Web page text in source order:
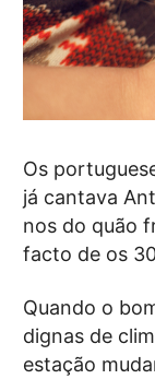
Os
já cantava
nos do quão
facto de os
Quando o
dignas de
estação